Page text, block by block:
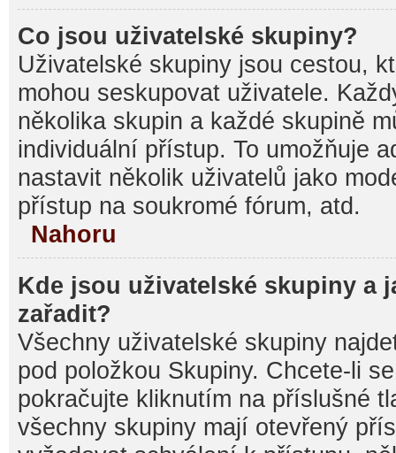
Co jsou uživatelské skupiny?
Uživatelské skupiny jsou cestou,
mohou seskupovat uživatele.
několika skupin a každé skupině
individuální přístup. To umožňuje
nastavit několik uživatelů jako
přístup na soukromé fórum, atd.
Nahoru
Kde jsou uživatelské skupiny a
zařadit?
Všechny uživatelské skupiny
pod položkou Skupiny. Chcete-li
pokračujte kliknutím na příslušné
všechny skupiny mají otevřený